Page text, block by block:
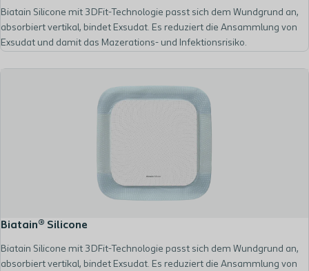
Biatain Silicone mit 3DFit-Technologie passt sich dem Wundgrund an,
absorbiert vertikal, bindet Exsudat. Es reduziert die Ansammlung von
Exsudat und damit das Mazerations- und Infektionsrisiko.
Biatain® Silicone
Biatain Silicone mit 3DFit-Technologie passt sich dem Wundgrund an,
absorbiert vertikal, bindet Exsudat. Es reduziert die Ansammlung von